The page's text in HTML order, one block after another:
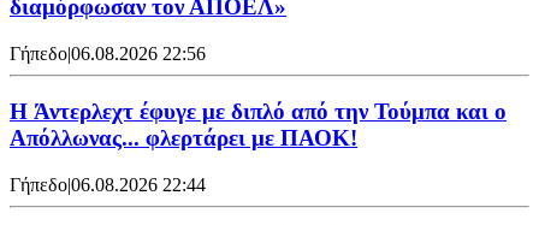
διαμόρφωσαν τον ΑΠΟΕΛ»
Γήπεδο|06.08.2026 22:56
H Άντερλεχτ έφυγε με διπλό από την Τούμπα και ο
Απόλλωνας... φλερτάρει με ΠΑΟΚ!
Γήπεδο|06.08.2026 22:44